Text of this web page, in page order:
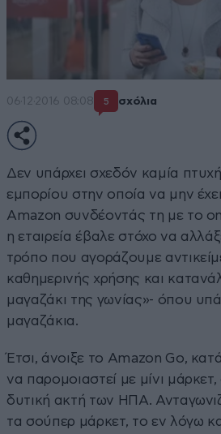
06·12·2016 08:08 5 σχόλια
Δεν υπάρχει σχεδόν καμία
εμπορίου στην οποία να μην
Amazon συνδέοντάς τη με το
η εταιρεία έβαλε στόχο να
τρόπο που αγοράζουμε
καθημερινής χρήσης και
μαγαζάκι της γωνίας»- όπου
μαγαζάκια.
Έτσι, άνοιξε το Amazon Go,
να παρομοιαστεί με μίνι
δυτική ακτή των ΗΠΑ.
τα σούπερ μάρκετ, το εν λόγω